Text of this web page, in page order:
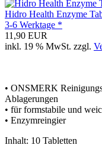
Hidro Health Enzyme
3-6 Werktage *
11,90 EUR
inkl. 19 % MwSt. zzgl.
• ONSMERK
Ablagerungen
• für formstabile und
• Enzymreingier
Inhalt: 10 Tabletten